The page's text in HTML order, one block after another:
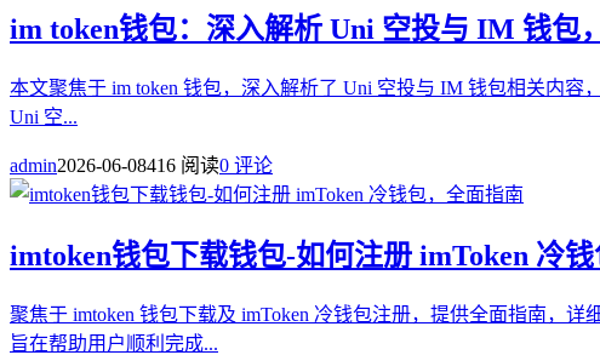
im token钱包：深入解析 Uni 空投与 IM 钱包
本文聚焦于 im token 钱包，深入解析了 Uni 空投与 IM 钱包相关内
Uni 空...
admin2026-06-08416 阅读0 评论
imtoken钱包下载钱包-如何注册 imToken 冷
聚焦于 imtoken 钱包下载及 imToken 冷钱包注册，提供全面指南，
旨在帮助用户顺利完成...